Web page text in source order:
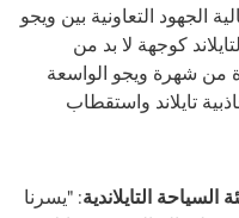
الجهود التعاونية بين ويجو
كوجهة لا بد من
من شهرة ويجو الواسعة
تايلاند واستقطاب
التايلاندية: "يسرنا